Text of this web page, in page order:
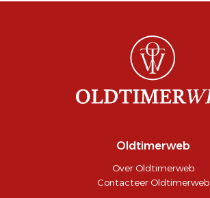
Oldtimerweb
Over Oldtimerweb
Contacteer Oldtimerweb